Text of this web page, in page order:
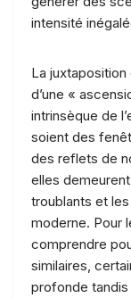
intensité
La
d’une «
intrinsèque de
soient des
des reflets de
elles
troublants et
moderne. Pour
comprendre
similaires,
profonde tandis